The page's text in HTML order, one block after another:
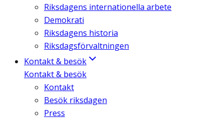
Riksdagens internationella arbete
Demokrati
Riksdagens historia
Riksdagsförvaltningen
Kontakt & besök
Kontakt & besök
Kontakt
Besök riksdagen
Press